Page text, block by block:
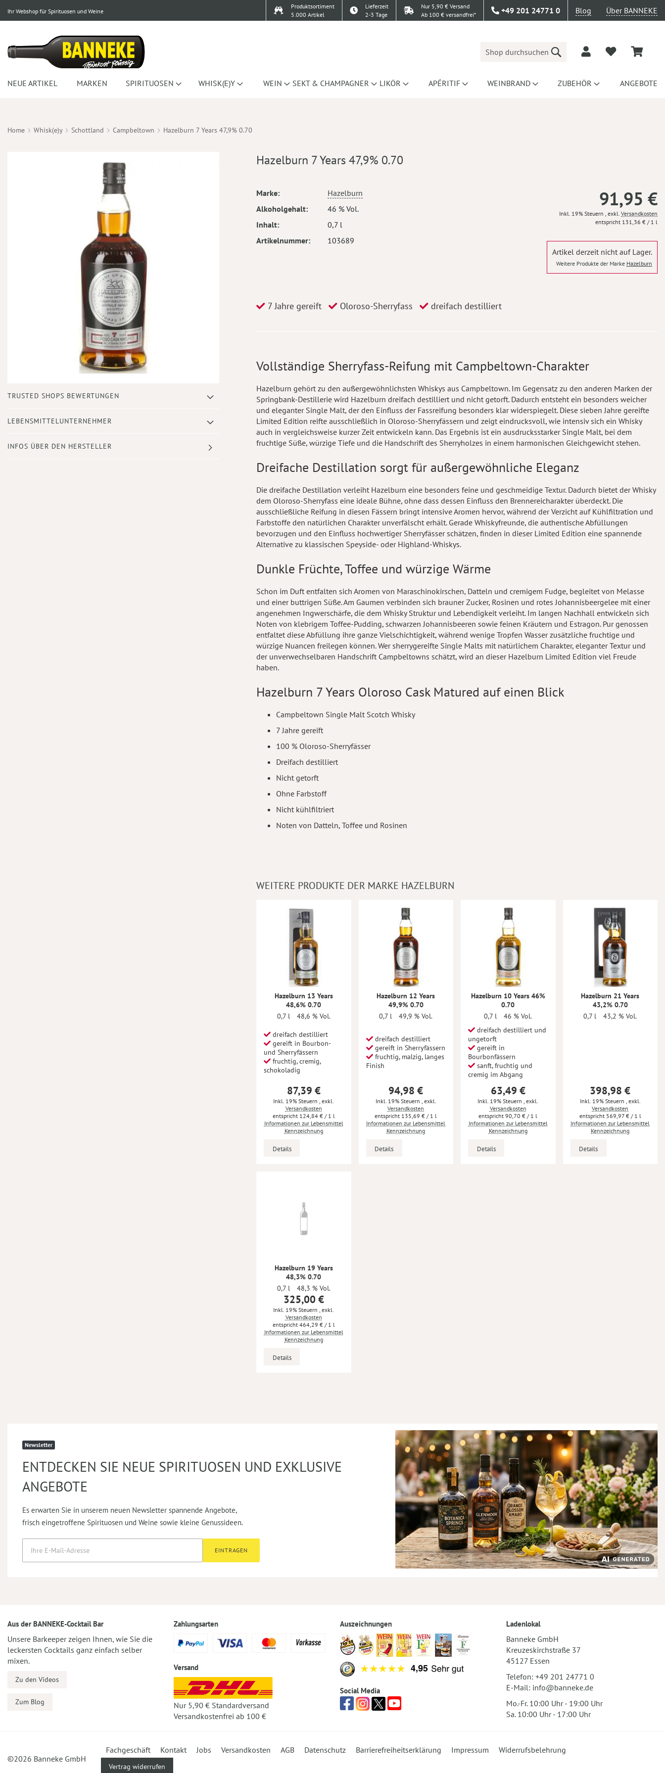
Ihr Webshop für Spirituosen und Weine
Produktsortiment
5.000 Artikel
Lieferzeit
2-3 Tage
Nur 5,90 € Versand
Ab 100 € versandfrei*
+49 201 24771 0 Blog Über BANNEKE
Suche
NEUE ARTIKEL MARKEN SPIRITUOSEN WHISK(E)Y WEIN SEKT & CHAMPAGNER LIKÖR APÉRITIF WEINBRAND ZUBEHÖR ANGEBOTE
Home Whisk(e)y Schottland Campbeltown Hazelburn 7 Years 47,9% 0.70
Anfang
Bildergalerie
TRUSTED SHOPS BEWERTUNGEN
LEBENSMITTELUNTERNEHMER
INFOS ÜBER DEN HERSTELLER
Hazelburn 7 Years 47,9% 0.70
Mehr
Marke
Hazelburn
Alkoholgehalt
46 % Vol.
Inhalt
0,7 l
Artikelnummer
103689
91,95 €
Inkl. 19% Steuern , exkl. Versandkosten
131,36 € / 1 l
Artikel derzeit nicht auf Lager.
Weitere Produkte der Marke Hazelburn
7 Jahre gereift Oloroso-Sherryfass dreifach destilliert
Vollständige Sherryfass-Reifung mit Campbeltown-Charakter
Hazelburn gehört zu den außergewöhnlichsten Whiskys aus Campbeltown. Im Gegensatz zu den anderen Marken der
Springbank-Destillerie wird Hazelburn dreifach destilliert und nicht getorft. Dadurch entsteht ein besonders weicher
und eleganter Single Malt, der den Einfluss der Fassreifung besonders klar widerspiegelt. Diese sieben Jahre gereifte
Limited Edition reifte ausschließlich in Oloroso-Sherryfässern und zeigt eindrucksvoll, wie intensiv sich ein Whisky
auch in vergleichsweise kurzer Zeit entwickeln kann. Das Ergebnis ist ein ausdrucksstarker Single Malt, bei dem
fruchtige Süße, würzige Tiefe und die Handschrift des Sherryholzes in einem harmonischen Gleichgewicht stehen.
Dreifache Destillation sorgt für außergewöhnliche Eleganz
Die dreifache Destillation verleiht Hazelburn eine besonders feine und geschmeidige Textur. Dadurch bietet der Whisky
dem Oloroso-Sherryfass eine ideale Bühne, ohne dass dessen Einfluss den Brennereicharakter überdeckt. Die
ausschließliche Reifung in diesen Fässern bringt intensive Aromen hervor, während der Verzicht auf Kühlfiltration und
Farbstoffe den natürlichen Charakter unverfälscht erhält. Gerade Whiskyfreunde, die authentische Abfüllungen
bevorzugen und den Einfluss hochwertiger Sherryfässer schätzen, finden in dieser Limited Edition eine spannende
Alternative zu klassischen Speyside- oder Highland-Whiskys.
Dunkle Früchte, Toffee und würzige Wärme
Schon im Duft entfalten sich Aromen von Maraschinokirschen, Datteln und cremigem Fudge, begleitet von Melasse
und einer buttrigen Süße. Am Gaumen verbinden sich brauner Zucker, Rosinen und rotes Johannisbeergelee mit einer
angenehmen Ingwerschärfe, die dem Whisky Struktur und Lebendigkeit verleiht. Im langen Nachhall entwickeln sich
Noten von klebrigem Toffee-Pudding, schwarzen Johannisbeeren sowie feinen Kräutern und Estragon. Pur genossen
entfaltet diese Abfüllung ihre ganze Vielschichtigkeit, während wenige Tropfen Wasser zusätzliche fruchtige und
würzige Nuancen freilegen können. Wer sherrygereifte Single Malts mit natürlichem Charakter, eleganter Textur und
der unverwechselbaren Handschrift Campbeltowns schätzt, wird an dieser Hazelburn Limited Edition viel Freude
haben.
Hazelburn 7 Years Oloroso Cask Matured auf einen Blick
Campbeltown Single Malt Scotch Whisky
7 Jahre gereift
100 % Oloroso-Sherryfässer
Dreifach destilliert
Nicht getorft
Ohne Farbstoff
Nicht kühlfiltriert
Noten von Datteln, Toffee und Rosinen
WEITERE PRODUKTE DER MARKE HAZELBURN
Hazelburn 13 Years
48,6% 0.70
0,7 l
48,6 % Vol.
dreifach destilliert
gereift in Bourbon-
und Sherryfässern
fruchtig, cremig,
schokoladig
87,39 €
Inkl. 19% Steuern, exkl.
Versandkosten
124,84 €/ 1 l
Informationen zur Lebensmittel
Kennzeichnung
Details
Hazelburn 12 Years
49,9% 0.70
0,7 l
49,9 % Vol.
dreifach destilliert
gereift in Sherryfässern
fruchtig, malzig, langes
Finish
94,98 €
Inkl. 19% Steuern , exkl.
Versandkosten
135,69 € / 1 l
Informationen zur Lebensmittel
Kennzeichnung
Details
Hazelburn 10 Years 46%
0.70
0,7 l
46 % Vol.
dreifach destilliert und
ungetorft
gereift in
Bourbonfässern
sanft, fruchtig und
cremig im Abgang
63,49 €
Inkl. 19% Steuern, exkl.
Versandkosten
90,70 € / 1 l
Informationen zur Lebensmittel
Kennzeichnung
Details
Hazelburn 21 Years
43,2% 0.70
0,7 l
43,2 % Vol.
398,98 €
Inkl. 19% Steuern , exkl.
Versandkosten
569,97 €/ 1 l
Informationen zur Lebensmittel
Kennzeichnung
Details
Hazelburn 19 Years
48,3% 0.70
0,7 l
48,3 % Vol.
325,00 €
Inkl. 19% Steuern
exkl.
Versandkosten
464,29 € / 1 l
Informationen zur Lebensmittel
Kennzeichnung
Details
Newsletter
ENTDECKEN SIE NEUE SPIRITUOSEN UND EXKLUSIVE
ANGEBOTE
Es erwarten Sie in unserem neuen Newsletter spannende Angebote,
frisch eingetroffene Spirituosen und Weine sowie kleine Genussideen.
EINTRAGEN
Aus der BANNEKE-Cocktail Bar
Unsere Barkeeper zeigen Ihnen, wie Sie die
leckersten Cocktails ganz einfach selber
mixen.
Zu den Videos
Zum Blog
Zahlungsarten
Versand
Nur 5,90 € Standardversand
Versandkostenfrei ab 100 €
Auszeichnungen
Social Media
Ladenlokal
Banneke GmbH
Kreuzeskirchstraße 37
45127 Essen
Telefon: +49 201 24771 0
E-Mail: info@banneke.de
Mo.-Fr. 10:00 Uhr - 19:00 Uhr
Sa. 10:00 Uhr - 17:00 Uhr
©2026 Banneke GmbH
Fachgeschäft Kontakt Jobs Versandkosten AGB Datenschutz Barrierefreiheitserklärung Impressum Widerrufsbelehrung
Vertrag widerrufen